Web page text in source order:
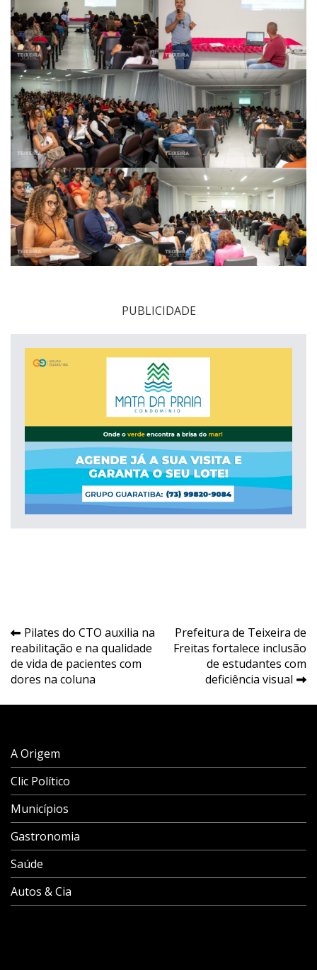
PUBLICIDADE
Navegação
de
Post
Pilates do CTO auxilia na
reabilitação e na qualidade
de vida de pacientes com
dores na coluna
Prefeitura de Teixeira de
Freitas fortalece inclusão
de estudantes com
deficiência visual
A Origem
Clic Político
Municípios
Gastronomia
Saúde
Autos & Cia